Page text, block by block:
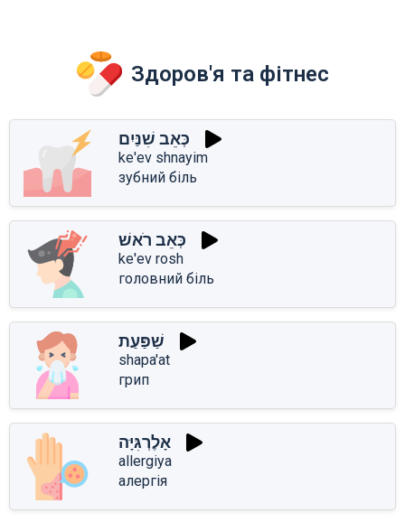
Здоров'я та фітнес
כְּאֵב שִׁנַּיִם
ke'ev shnayim
зубний біль
כְּאֵב רֹאשׁ
ke'ev rosh
головний біль
שַׁפַּעַת
shapa'at
грип
אָלֶרְגִּיָּה
allergiya
алергія